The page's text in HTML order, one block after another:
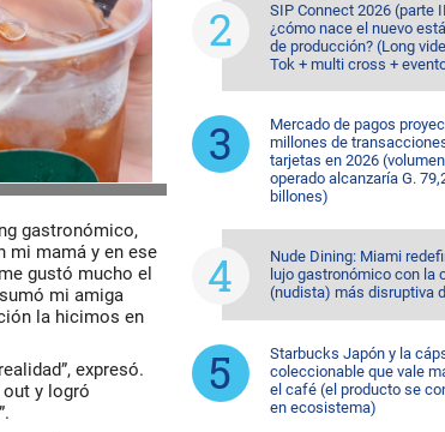
gastronómico,
mi mamá y en ese
gustó mucho el
mi amiga
la hicimos en
expresó.
y logró
SIP Connect 2026 (parte
¿cómo nace el nuevo
de producción? (Long
Tok + multi cross +
Mercado de pagos
millones de
tarjetas en 2026 (volumen
operado alcanzaría G.
billones)
Nude Dining: Miami
lujo gastronómico con la
(nudista) más disruptiva
Starbucks Japón y la
coleccionable que vale
el café (el producto se
en ecosistema)